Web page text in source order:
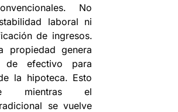
No
laboral ni
de ingresos.
propiedad genera
de efectivo para
la hipoteca. Esto
mientras el
se vuelve